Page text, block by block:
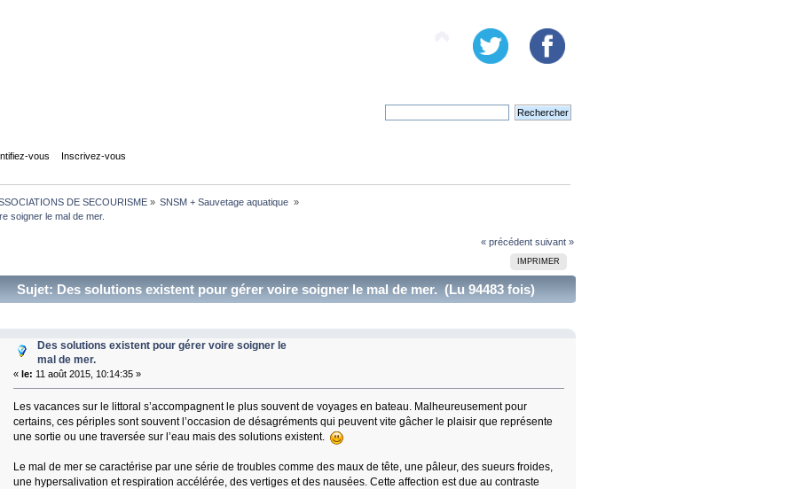
vous Inscrivez-vous
DE SECOURISME» SNSM + Sauvetage aquatique »
soigner le mal de mer.
« précédent suivant »
IMPRIMER
Sujet: Des solutions existent pour gérer voire soigner le mal de mer. (Lu 94483 fois)
Des solutions existent pour gérer voire soigner le
mal de mer.
« le: 11 août 2015, 10:14:35 »
Les vacances sur le littoral s’accompagnent le plus souvent de voyages en bateau. Malheureusement pour
certains, ces périples sont souvent l’occasion de désagréments qui peuvent vite gâcher le plaisir que représente
une sortie ou une traversée sur l’eau mais des solutions existent.
Le mal de mer se caractérise par une série de troubles comme des maux de tête, une pâleur, des sueurs froides,
une hypersalivation et respiration accélérée, des vertiges et des nausées. Cette affection est due au contraste